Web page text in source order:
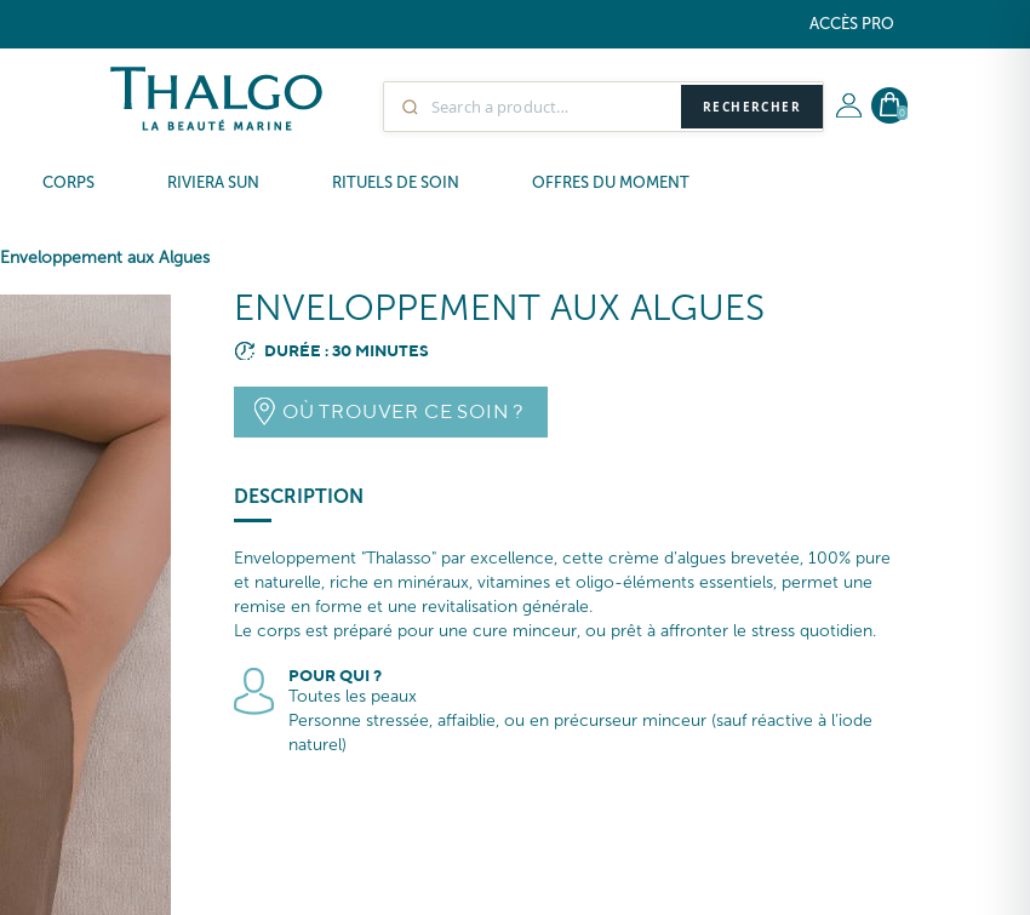
ACCÈS PRO
RECHERCHER 0
CORPS RIVIERA SUN RITUELS DE SOIN OFFRES DU MOMENT
Enveloppement aux Algues
ENVELOPPEMENT AUX ALGUES
DURÉE : 30 MINUTES
OÙ TROUVER CE SOIN ?
DESCRIPTION
Enveloppement "Thalasso" par excellence, cette crème d’algues brevetée, 100% pure
et naturelle, riche en minéraux, vitamines et oligo-éléments essentiels, permet une
remise en forme et une revitalisation générale.
Le corps est préparé pour une cure minceur, ou prêt à affronter le stress quotidien.
POUR QUI ?
Toutes les peaux
Personne stressée, affaiblie, ou en précurseur minceur (sauf réactive à l’iode
naturel)